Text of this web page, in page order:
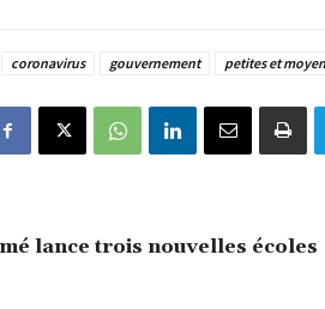
coronavirus gouvernement petites et
lance trois nouvelles écoles